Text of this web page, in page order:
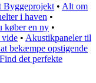
• Alt om
i haven •
køber en ny •
vide • Akustikpaneler til
bekæmpe opstigende
det perfekte